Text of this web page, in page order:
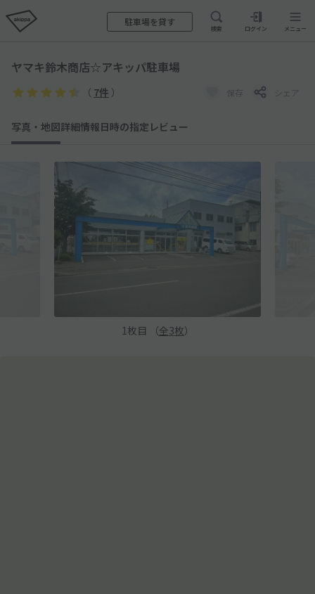
駐車場を貸す
検索 ログイン メニュー
ヤマキ鈴木商店☆アキッパ駐車場
（ 7件 ） 保存 シェア
写真・地図詳細情報日時の指定 レビュー
1 枚目 （全3枚）